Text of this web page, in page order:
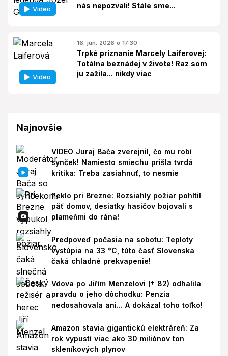
Video
nás nepozvali! Stále sme...
Video
16. jún. 2026 o 17:30
Trpké priznanie Marcely Laiferovej:
Totálna beznádej v živote! Raz som
ju zažila... nikdy viac
Najnovšie
VIDEO Juraj Bača zverejnil, čo mu robí
synček! Namiesto smiechu prišla tvrdá
kritika: Treba zasiahnuť, to nesmie
Peklo pri Brezne: Rozsiahly požiar pohltil
päť domov, desiatky hasičov bojovali s
plameňmi do rána!
Predpoveď počasia na sobotu: Teploty
vystúpia na 33 °C, túto časť Slovenska
čaká chladné prekvapenie!
Vdova po Jiřím Menzelovi († 82) odhalila
pravdu o jeho dôchodku: Penzia
nedosahovala ani... A dokázal toho toľko!
Amazon stavia gigantickú elektráreň: Za
rok vypustí viac ako 30 miliónov ton
skleníkových plynov